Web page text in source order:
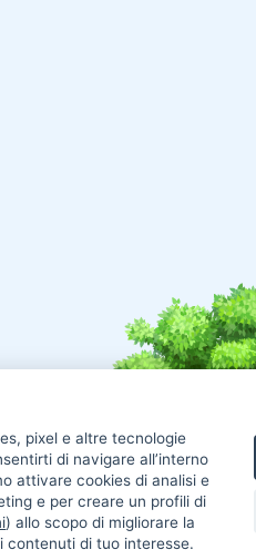
pixel e altre tecnologie
di navigare all’interno
attivare cookies di analisi e
e per creare un profili di
) allo scopo di migliorare la
contenuti di tuo interesse.